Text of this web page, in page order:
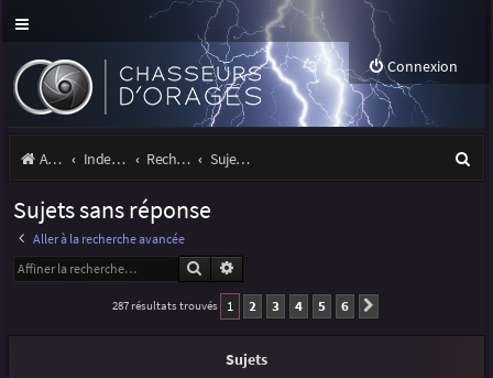
Connexion
Accueil Index du forum Rechercher Sujets sans réponse
Sujets sans réponse
Aller à la recherche avancée
Rechercher
287 résultats trouvés 1 2 3 4 5 6
Sujets